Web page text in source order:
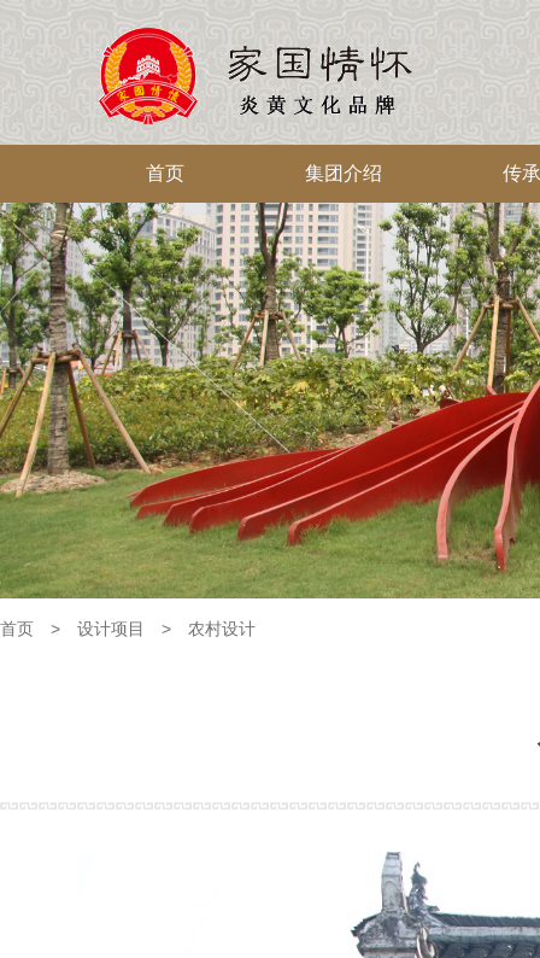
首页 集团介绍 传
首页 > 设计项目 > 农村设计